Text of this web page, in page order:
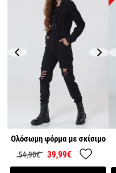
Ολόσωμη φόρμα με σκίσιμο
54,90€ 39,99€